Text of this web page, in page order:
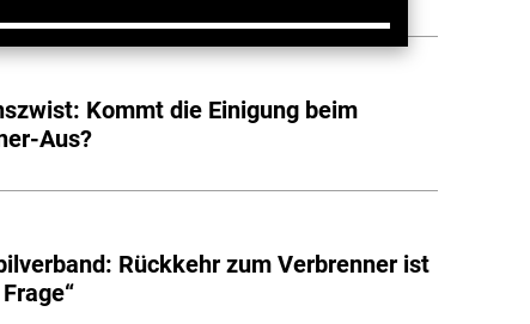
Kommt die Einigung beim
Aus?
Rückkehr zum Verbrenner ist